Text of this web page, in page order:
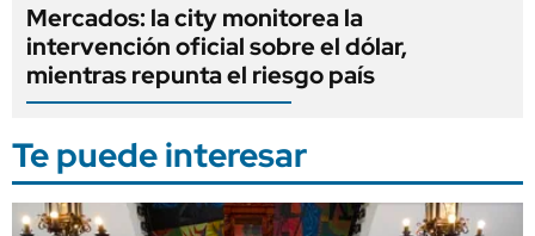
Mercados: la city monitorea la
intervención oficial sobre el dólar,
mientras repunta el riesgo país
Te puede interesar